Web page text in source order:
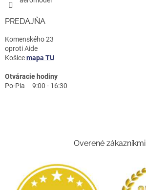
PREDAJŇA
Komenského 23
oproti Aide
Košicemapa TU
Otváracie hodiny
Po-Pia 9:00 - 16:30
Overené zákazníkmi